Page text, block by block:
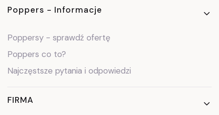
Poppers - Informacje
Poppersy - sprawdź ofertę
Poppers co to?
Najczęstsze pytania i odpowiedzi
FIRMA